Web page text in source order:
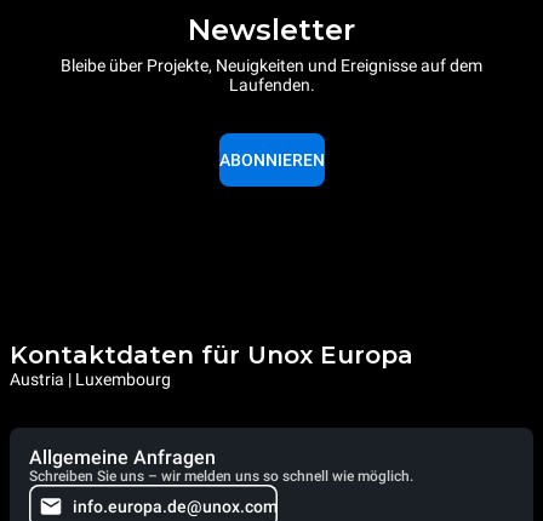
Newsletter
Bleibe über Projekte, Neuigkeiten und Ereignisse auf dem
Laufenden.
ABONNIEREN
Kontaktdaten für Unox Europa
Austria | Luxembourg
Allgemeine Anfragen
Schreiben Sie uns – wir melden uns so schnell wie möglich.
info.europa.de@unox.com